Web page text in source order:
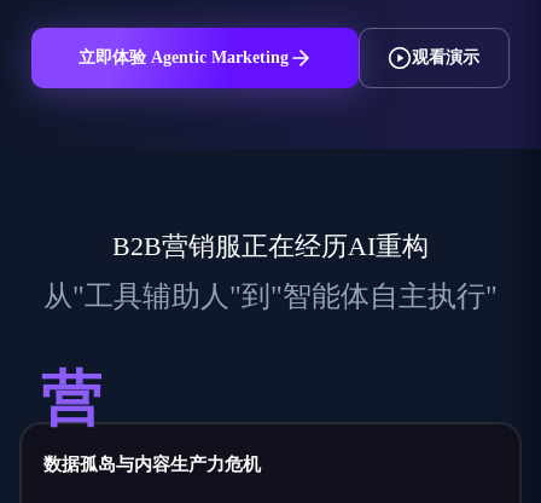
立即体验 Agentic Marketing 观看演示
B2B营销服正在经历AI重构
从"工具辅助人"到"智能体自主执行"
营
数据孤岛与内容生产力危机